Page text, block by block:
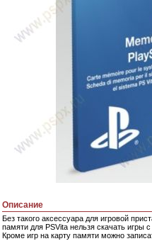
Описание
Без такого аксессуара для игровой
памяти для PSVita нельзя скачать игры
Кроме игр на карту памяти можно